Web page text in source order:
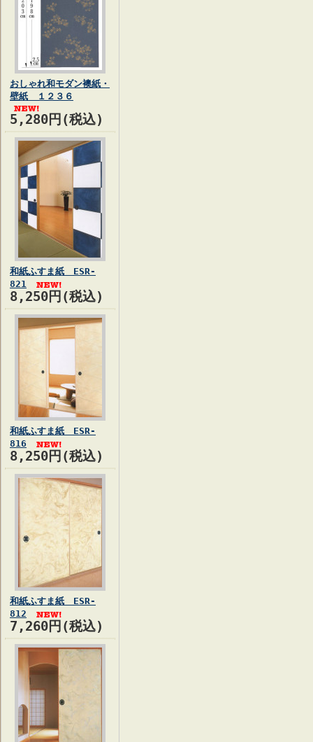
おしゃれ和モダン襖紙・
壁紙 １２３６
5,280円(税込)
和紙ふすま紙 ESR-
821
8,250円(税込)
和紙ふすま紙 ESR-
816
8,250円(税込)
和紙ふすま紙 ESR-
812
7,260円(税込)